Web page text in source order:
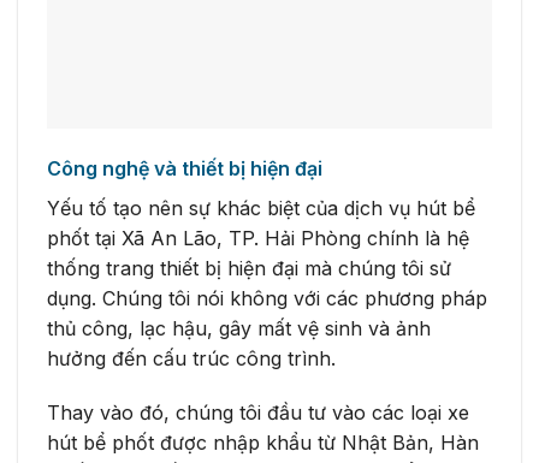
Công nghệ và thiết bị hiện đại
Yếu tố tạo nên sự khác biệt của dịch vụ hút bể
phốt tại Xã An Lão, TP. Hải Phòng chính là hệ
thống trang thiết bị hiện đại mà chúng tôi sử
dụng. Chúng tôi nói không với các phương pháp
thủ công, lạc hậu, gây mất vệ sinh và ảnh
hưởng đến cấu trúc công trình.
Thay vào đó, chúng tôi đầu tư vào các loại xe
hút bể phốt được nhập khẩu từ Nhật Bản, Hàn